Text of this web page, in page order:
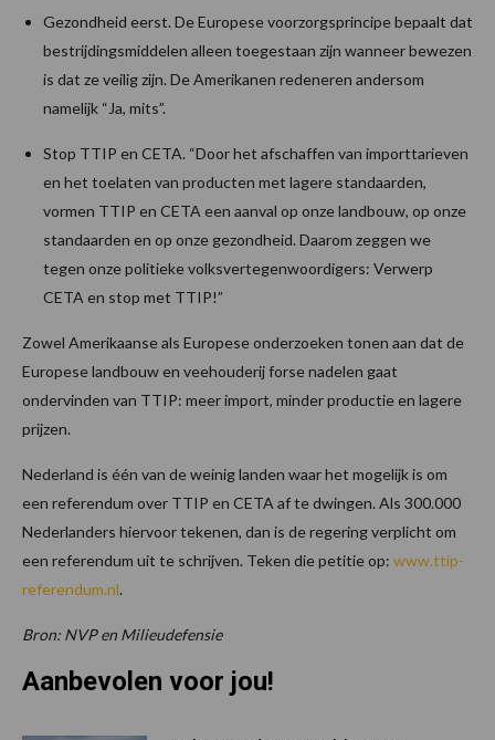
Gezondheid eerst. De Europese voorzorgsprincipe bepaalt dat
bestrijdingsmiddelen alleen toegestaan zijn wanneer bewezen
is dat ze veilig zijn. De Amerikanen redeneren andersom
namelijk “Ja, mits”.
Stop TTIP en CETA. “Door het afschaffen van importtarieven
en het toelaten van producten met lagere standaarden,
vormen TTIP en CETA een aanval op onze landbouw, op onze
standaarden en op onze gezondheid. Daarom zeggen we
tegen onze politieke volksvertegenwoordigers: Verwerp
CETA en stop met TTIP!”
Zowel Amerikaanse als Europese onderzoeken tonen aan dat de
Europese landbouw en veehouderij forse nadelen gaat
ondervinden van TTIP: meer import, minder productie en lagere
prijzen.
Nederland is één van de weinig landen waar het mogelijk is om
een referendum over TTIP en CETA af te dwingen. Als 300.000
Nederlanders hiervoor tekenen, dan is de regering verplicht om
een referendum uit te schrijven. Teken die petitie op: www.ttip-
referendum.nl.
Bron: NVP en Milieudefensie
Aanbevolen voor jou!